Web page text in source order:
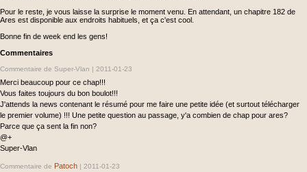
Pour le reste, je vous laisse la surprise le moment venu. En attendant, un chapitre 182 de
Ares est disponible aux endroits habituels, et ça c'est cool.
Bonne fin de week end les gens!
Commentaires
Commentaire de Super-Vlan | 2011-01-23
Merci beaucoup pour ce chap!!!
Vous faites toujours du bon boulot!!!
J'attends la news contenant le résumé pour me faire une petite idée (et surtout télécharger
le premier volume) !!! Une petite question au passage, y'a combien de chap pour ares?
Parce que ça sent la fin non?
@+
Super-Vlan
Commentaire de Patoch | 2011-01-23